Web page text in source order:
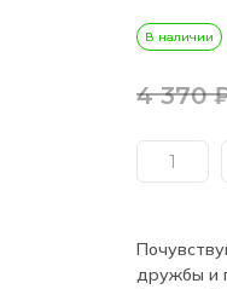
В наличии
4 370
цена
370
2Количество
товара
POP!
Marvel
дружбы и